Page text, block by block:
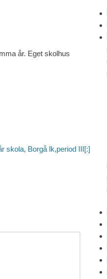
år. Eget skolhus
skola, Borgå lk,period III[:]